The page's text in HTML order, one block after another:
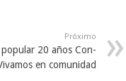
Próximo
popular 20 años Con-
en comunidad